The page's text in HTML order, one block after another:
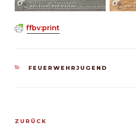
ffbv:print
KATEGORIEN
FEUERWEHRJUGEND
Beitragsnavigation
Vorheriger
ZURÜCK